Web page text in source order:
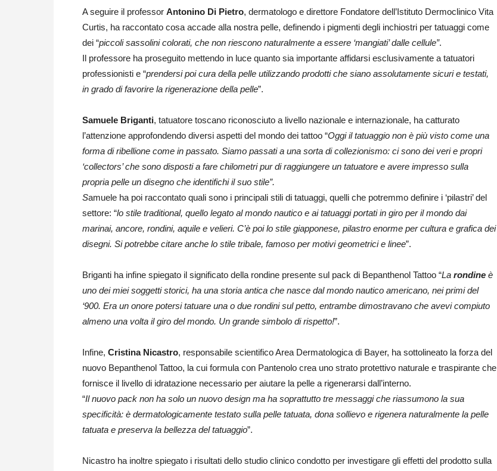
A seguire il professor Antonino Di Pietro, dermatologo e direttore Fondatore dell’Istituto Dermoclinico Vita
Curtis, ha raccontato cosa accade alla nostra pelle, definendo i pigmenti degli inchiostri per tatuaggi come
dei “piccoli sassolini colorati, che non riescono naturalmente a essere ‘mangiati’ dalle cellule”.
Il professore ha proseguito mettendo in luce quanto sia importante affidarsi esclusivamente a tatuatori
professionisti e “prendersi poi cura della pelle utilizzando prodotti che siano assolutamente sicuri e testati,
in grado di favorire la rigenerazione della pelle”.
Samuele Briganti, tatuatore toscano riconosciuto a livello nazionale e internazionale, ha catturato
l’attenzione approfondendo diversi aspetti del mondo dei tattoo “Oggi il tatuaggio non è più visto come una
forma di ribellione come in passato. Siamo passati a una sorta di collezionismo: ci sono dei veri e propri
‘collectors’ che sono disposti a fare chilometri pur di raggiungere un tatuatore e avere impresso sulla
propria pelle un disegno che identifichi il suo stile”.
Samuele ha poi raccontato quali sono i principali stili di tatuaggi, quelli che potremmo definire i ‘pilastri’ del
settore: “lo stile traditional, quello legato al mondo nautico e ai tatuaggi portati in giro per il mondo dai
marinai, ancore, rondini, aquile e velieri. C’è poi lo stile giapponese, pilastro enorme per cultura e grafica dei
disegni. Si potrebbe citare anche lo stile tribale, famoso per motivi geometrici e linee”.
Briganti ha infine spiegato il significato della rondine presente sul pack di Bepanthenol Tattoo “La rondine è
uno dei miei soggetti storici, ha una storia antica che nasce dal mondo nautico americano, nei primi del
‘900. Era un onore potersi tatuare una o due rondini sul petto, entrambe dimostravano che avevi compiuto
almeno una volta il giro del mondo. Un grande simbolo di rispetto!”.
Infine, Cristina Nicastro, responsabile scientifico Area Dermatologica di Bayer, ha sottolineato la forza del
nuovo Bepanthenol Tattoo, la cui formula con Pantenolo crea uno strato protettivo naturale e traspirante che
fornisce il livello di idratazione necessario per aiutare la pelle a rigenerarsi dall’interno.
“Il nuovo pack non ha solo un nuovo design ma ha soprattutto tre messaggi che riassumono la sua
specificità: è dermatologicamente testato sulla pelle tatuata, dona sollievo e rigenera naturalmente la pelle
tatuata e preserva la bellezza del tatuaggio”.
Nicastro ha inoltre spiegato i risultati dello studio clinico condotto per investigare gli effetti del prodotto sulla